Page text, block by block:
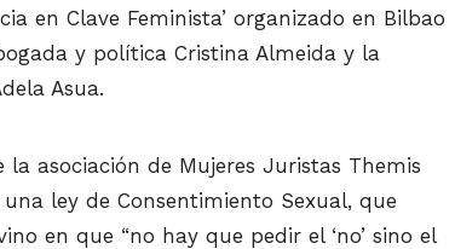
en Clave Feminista’ organizado en Bilbao
y política Cristina Almeida y la
Asua.
asociación de Mujeres Juristas Themis
ley de Consentimiento Sexual, que
en que “no hay que pedir el ‘no’ sino el